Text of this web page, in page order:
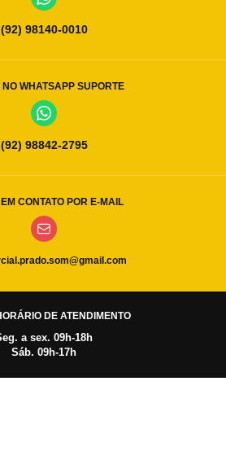
(92) 98140-0010
WHATSAPP SUPORTE
(92) 98842-2795
CONTATO POR E-MAIL
DE ATENDIMENTO
a sex. 09h-18h
Sáb. 09h-17h